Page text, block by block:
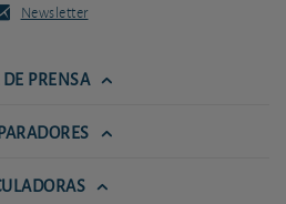
Newsletter
PRENSA